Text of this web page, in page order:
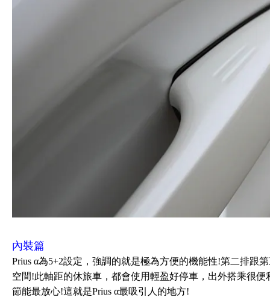
內裝篇
Prius α為5+2設定，強調的就是極為方便的機能性!第二排跟
空間!此軸距的休旅車，都會使用輕盈好停車，出外搭乘很
節能最放心!這就是Prius α最吸引人的地方!